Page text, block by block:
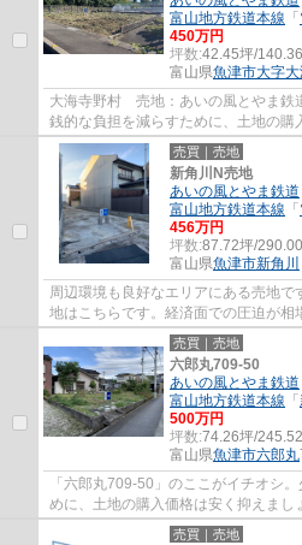
富山地方鉄道本線 「
450万円
坪数:42.45坪/
富山県魚津市大字
大海寺野村 売地：あいの風とやま鉄
銭的な負担を減らすために、土地の
は450万円になります。土地面積は
売買｜売地
新角川N売地
あいの風とやま鉄道
富山地方鉄道本線 「
456万円
坪数:87.72坪/
富山県魚津市新角川
周辺環境も良好なエリアにある売地
地はこちらです。経済面での圧迫が
れる456万円の土地です。土地面積は
売買｜売地
六郎丸709-50
あいの風とやま鉄道
富山地方鉄道本線 「
500万円
坪数:74.26坪/
富山県魚津市六郎丸
「六郎丸709-50」のここがイチオシ
めに、土地の購入価格は安く抑えま
す。土地の購入をご検討されているな
売買｜売地